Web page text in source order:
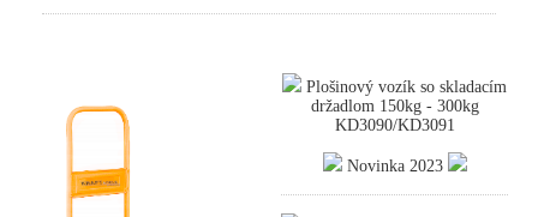
Plošinový vozík so skladacím
držadlom 150kg - 300kg
KD3090/KD3091
Novinka 2023